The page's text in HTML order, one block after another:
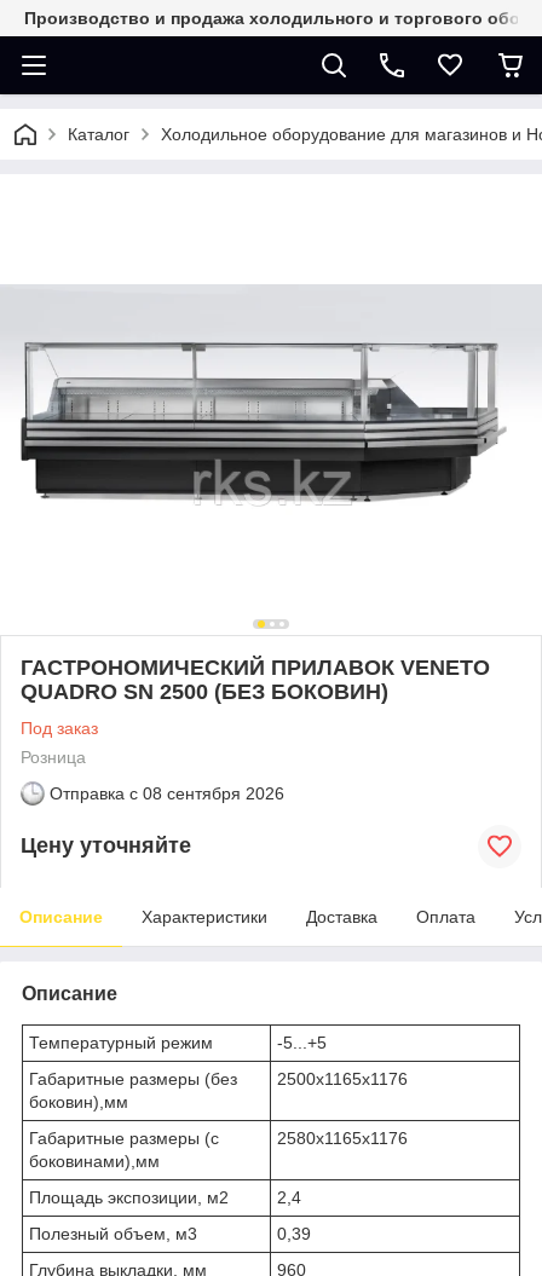
Производство и продажа холодильного и торгового
Каталог Холодильное оборудование для магазинов и
ГАСТРОНОМИЧЕСКИЙ ПРИЛАВОК VENETO
QUADRO SN 2500 (БЕЗ БОКОВИН)
Под заказ
Розница
Отправка с 08 сентября 2026
Цену уточняйте
Описание Характеристики Доставка Оплата
Описание
Температурный режим
-5...+5
Габаритные размеры (без
боковин),мм
2500х1165х1176
Габаритные размеры (с
боковинами),мм
2580х1165х1176
Площадь экспозиции, м2
2,4
Полезный объем, м3
0,39
Глубина выкладки, мм
960